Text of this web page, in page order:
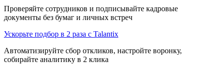
Проверяйте сотрудников и подписывайте кадровые
документы без бумаг и личных встреч
Ускорьте подбор в 2 раза с Talantix
Автоматизируйте сбор откликов, настройте воронку,
собирайте аналитику в 2 клика